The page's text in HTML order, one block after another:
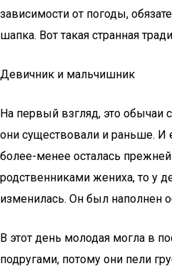
зависимости от погоды,
шапка. Вот такая странная
Девичник и мальчишник
На первый взгляд, это обычаи
они существовали и раньше. И
более-менее осталась
родственниками жениха, то у
изменилась. Он был наполнен
В этот день молодая могла в
подругами, потому они пели